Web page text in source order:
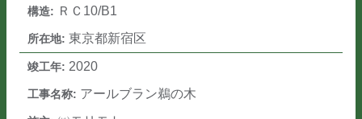
ＲＣ10/B1
東京都新宿区
2020
アールブラン鵜の木